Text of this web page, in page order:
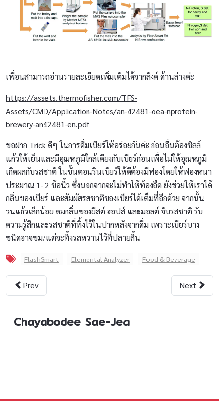
เพื่อนสามารถอ่านรายละเอียดเพิ่มเติมได้จากลิงค์ ด้านล่างค่ะ
https://assets.thermofisher.com/TFS-
Assets/CMD/Application-Notes/an-42481-oea-nprotein-
brewery-an42481-en.pdf
ขอฝาก Trick ดีๆ ในการดื่มเบียร์ให้อร่อยกันค่ะ ก่อนอื่นต้องชิลล์
แก้วให้เย็นและมีอุณหภูมิใกล้เคียงกับเบียร์ก่อนเพื่อไม่ให้อุณหภูมิ
เกิดผลกับรสชาติ ในขั้นตอนรินเบียร์ให้ดีต้องมีฟองโดยให้ฟองหนา
ประมาณ 1- 2 ข้อนิ้ว ซึ่งนอกจากจะไม่ทำให้ท้องอืด ยังช่วยให้เราได้
กลิ่นของเบียร์ และสัมผัสรสชาติของเบียร์ได้เต็มที่อีกด้วย จากนั้น
วนแก้วเล็กน้อย ดมกลิ่นของยีสต์ ฮอปส์ และมอลต์ จิบรสชาติ รับ
ความรู้สึกและรสชาติที่ทิ้งไว้ในปากหลังจากดื่ม เพราะเบียร์บาง
ชนิดอาจขม/แต่จะทิ้งรสหวานไว้ที่ปลายลิ้น
FlashSmart Elemental Analyzer Food & Beverage
Prev Next
Chayabodee Sae-Jea